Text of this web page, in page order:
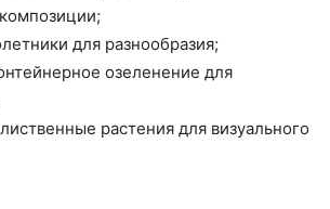
для разнообразия;
озеленение для
растения для визуального